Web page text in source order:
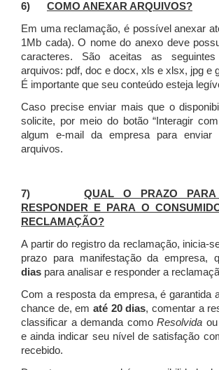
6) COMO ANEXAR ARQUIVOS?
Em uma reclamação, é possível anexar
1Mb cada). O nome do anexo deve
caracteres. São aceitas as
arquivos: pdf, doc e docx, xls e xlsx, jpg e
É importante que seu conteúdo esteja
Caso precise enviar mais que o
solicite, por meio do botão “Interagir
algum e-mail da empresa para enviar
arquivos.
7)QUAL O PRAZO
RESPONDER E PARA O
RECLAMAÇÃO?
A partir do registro da reclamação, inicia-
prazo para manifestação da empresa,
dias para analisar e responder a
Com a resposta da empresa, é garantida
chance de, em até 20 dias, comentar a
classificar a demanda comoResolvida
e ainda indicar seu nível de satisfação
recebido.